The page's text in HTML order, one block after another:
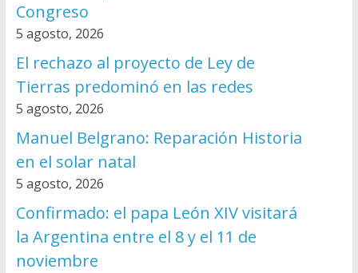
Congreso
5 agosto, 2026
El rechazo al proyecto de Ley de
Tierras predominó en las redes
5 agosto, 2026
Manuel Belgrano: Reparación Historia
en el solar natal
5 agosto, 2026
Confirmado: el papa León XIV visitará
la Argentina entre el 8 y el 11 de
noviembre